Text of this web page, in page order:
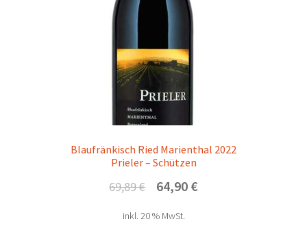
Blaufränkisch Ried Marienthal 2022
Prieler – Schützen
69,89€
Ursprünglicher
war:
64,90 €Aktueller
inkl. 20 % MwSt.